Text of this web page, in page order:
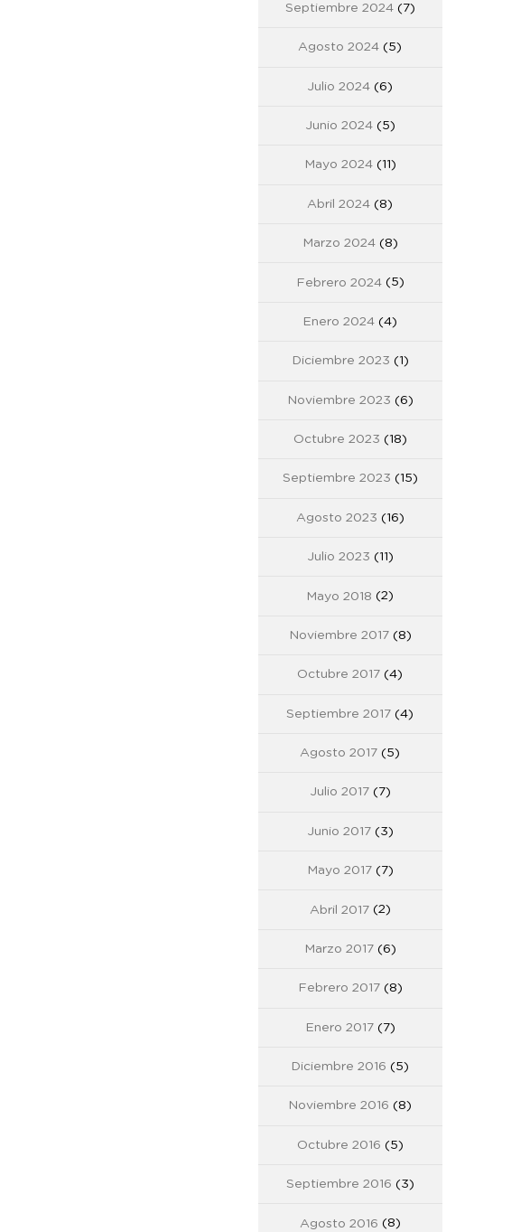
Septiembre 2024(7)
Agosto 2024 (5)
Julio 2024 (6)
Junio 2024(5)
Mayo 2024(11)
Abril 2024 (8)
Marzo 2024(8)
Febrero 2024(5)
Enero 2024 (4)
Diciembre 2023 (1)
Noviembre 2023 (6)
Octubre 2023 (18)
Septiembre 2023 (15)
Agosto 2023 (16)
Julio 2023 (11)
Mayo 2018 (2)
Noviembre 2017(8)
Octubre 2017 (4)
Septiembre 2017 (4)
Agosto 2017 (5)
Julio 2017(7)
Junio 2017(3)
Mayo 2017(7)
Abril 2017(2)
Marzo 2017(6)
Febrero 2017(8)
Enero 2017(7)
Diciembre 2016 (5)
Noviembre 2016 (8)
Octubre 2016 (5)
Septiembre 2016 (3)
Agosto 2016 (8)